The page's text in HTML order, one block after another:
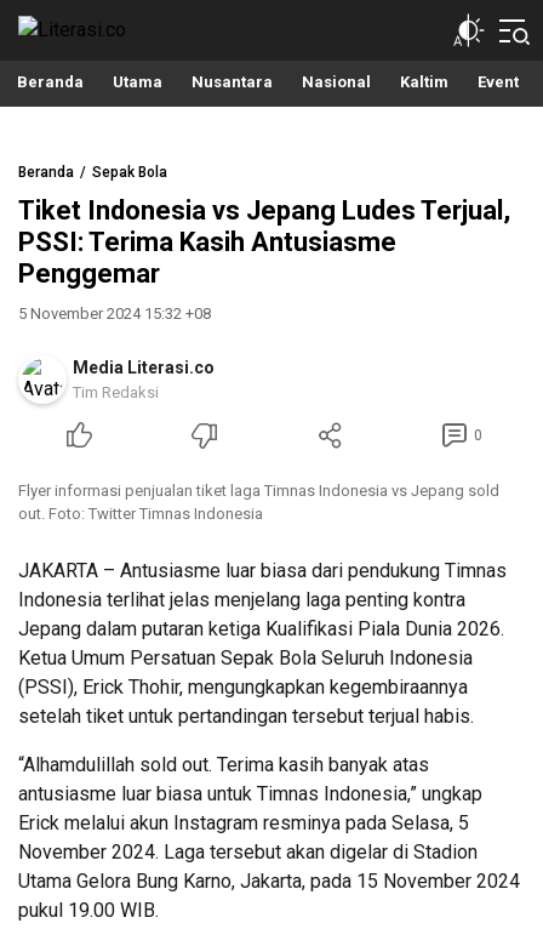
Beranda Utama Nusantara Nasional Kaltim Event
Beranda Sepak Bola
Tiket Indonesia vs Jepang Ludes Terjual,
PSSI: Terima Kasih Antusiasme
Penggemar
5 November 2024 15:32 +08
Media Literasi.co
Tim Redaksi
0
Flyer informasi penjualan tiket laga Timnas Indonesia vs Jepang sold
out. Foto: Twitter Timnas Indonesia
JAKARTA – Antusiasme luar biasa dari pendukung Timnas
Indonesia terlihat jelas menjelang laga penting kontra
Jepang dalam putaran ketiga Kualifikasi Piala Dunia 2026.
Ketua Umum Persatuan Sepak Bola Seluruh Indonesia
(PSSI), Erick Thohir, mengungkapkan kegembiraannya
setelah tiket untuk pertandingan tersebut terjual habis.
“Alhamdulillah sold out. Terima kasih banyak atas
antusiasme luar biasa untuk Timnas Indonesia,” ungkap
Erick melalui akun Instagram resminya pada Selasa, 5
November 2024. Laga tersebut akan digelar di Stadion
Utama Gelora Bung Karno, Jakarta, pada 15 November 2024
pukul 19.00 WIB.